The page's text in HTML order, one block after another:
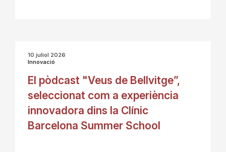
10 juliol 2026
Innovació
El pòdcast "Veus de Bellvitge”,
seleccionat com a experiència
innovadora dins la Clínic
Barcelona Summer School